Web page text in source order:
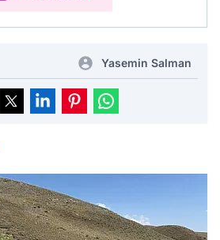
Yasemin Salman